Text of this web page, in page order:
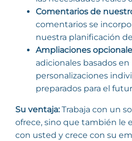
Comentarios de
comentarios se
nuestra planificación
Ampliaciones
adicionales basados
personalizaciones
preparados para el
Su ventaja:Trabaja con un
ofrece, sino que también le
con usted y crece con su